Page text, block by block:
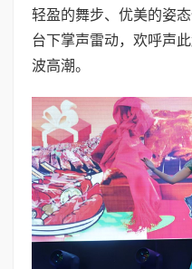
轻盈的舞步、优美的姿
台下掌声雷动，欢呼声
波高潮。